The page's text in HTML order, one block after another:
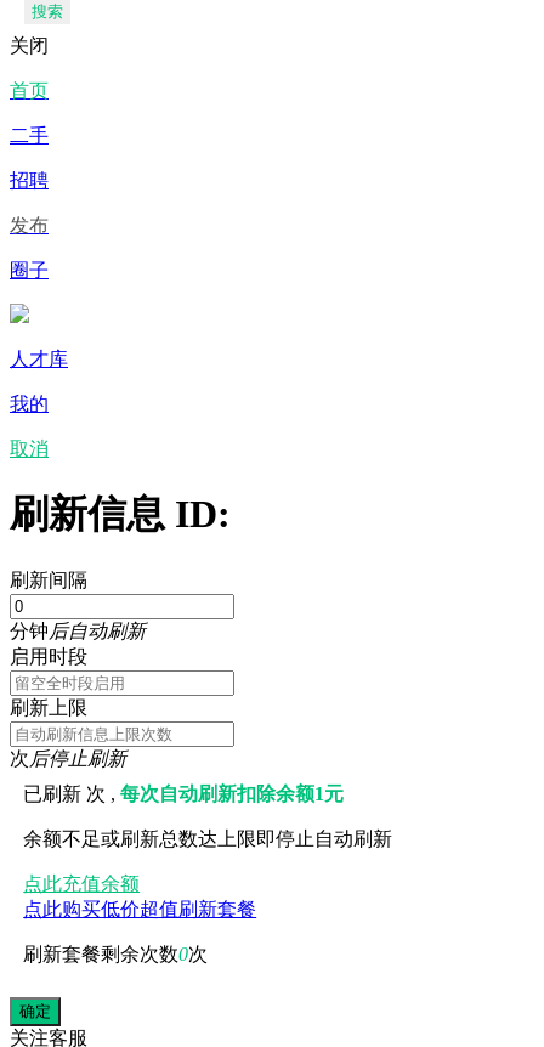
搜索
关闭
首页
二手
招聘
发布
圈子
人才库
我的
取消
刷新信息 ID:
刷新间隔
分钟后自动刷新
启用时段
刷新上限
次后停止刷新
已刷新 次 ,每次自动刷新扣除余额1元
余额不足或刷新总数达上限即停止自动刷新
点此充值余额
点此购买低价超值刷新套餐
刷新套餐剩余次数0次
关注客服